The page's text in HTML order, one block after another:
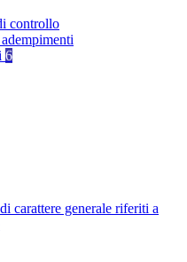
controllo
6
carattere generale riferiti a